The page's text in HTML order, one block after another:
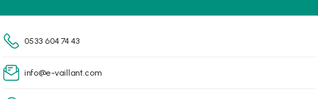
0533 604 74 43
info@e-vaillant.com